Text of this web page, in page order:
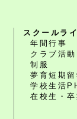
スクールラ
年間行事
クラブ活動
制服
夢育短期留
学校生活
在校生・